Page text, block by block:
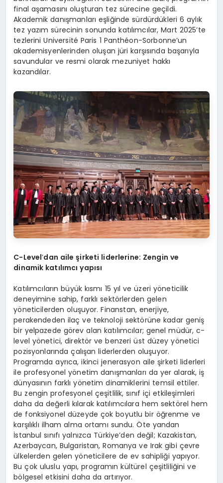
final aşamasını oluşturan tez sürecine geçildi.
Akademik danışmanları eşliğinde sürdürdükleri 6 aylık
tez yazım sürecinin sonunda katılımcılar, Mart 2025’te
tezlerini Université Paris 1 Panthéon-Sorbonne’un
akademisyenlerinden oluşan jüri karşısında başarıyla
savundular ve resmi olarak mezuniyet hakkı
kazandılar.
C-Level’dan aile şirketi liderlerine: Zengin ve
dinamik katılımcı yapısı
Katılımcıların büyük kısmı 15 yıl ve üzeri yöneticilik
deneyimine sahip, farklı sektörlerden gelen
yöneticilerden oluşuyor. Finanstan, enerjiye,
perakendeden ilaç ve teknoloji sektörüne kadar geniş
bir yelpazede görev alan katılımcılar; genel müdür, c-
level yönetici, direktör ve benzeri üst düzey yönetici
pozisyonlarında çalışan liderlerden oluşuyor.
Programda ayrıca, ikinci jenerasyon aile şirketi liderleri
ile profesyonel yönetim danışmanları da yer alarak, iş
dünyasının farklı yönetim dinamiklerini temsil ettiler.
Bu zengin profesyonel çeşitlilik, sınıf içi etkileşimleri
daha da değerli kılarak katılımcılara hem sektörel hem
de fonksiyonel düzeyde çok boyutlu bir öğrenme ve
karşılıklı ilham alma ortamı sundu. Öte yandan
İstanbul sınıfı yalnızca Türkiye’den değil; Kazakistan,
Azerbaycan, Bulgaristan, Romanya ve Irak gibi çevre
ülkelerden gelen yöneticilere de ev sahipliği yapıyor.
Bu çok uluslu yapı, programın kültürel çeşitliliğini ve
bölgesel etkisini daha da artırıyor.